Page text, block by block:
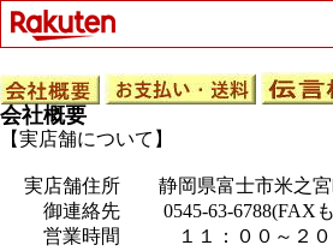
会社概要
【実店舗について】
実店舗住所 静岡県富士市米之
御連絡先 0545-63-6788(FAXも
営業時間 １１：００～２０